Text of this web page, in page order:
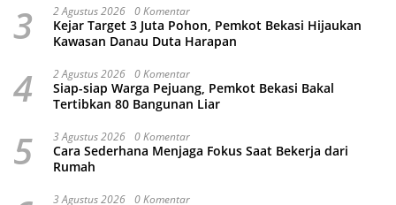
3 2 Agustus 2026 0 Komentar
Kejar Target 3 Juta Pohon, Pemkot Bekasi Hijaukan
Kawasan Danau Duta Harapan
4 2 Agustus 2026 0 Komentar
Siap-siap Warga Pejuang, Pemkot Bekasi Bakal
Tertibkan 80 Bangunan Liar
5 3 Agustus 2026 0 Komentar
Cara Sederhana Menjaga Fokus Saat Bekerja dari
Rumah
3 Agustus 2026 0 Komentar